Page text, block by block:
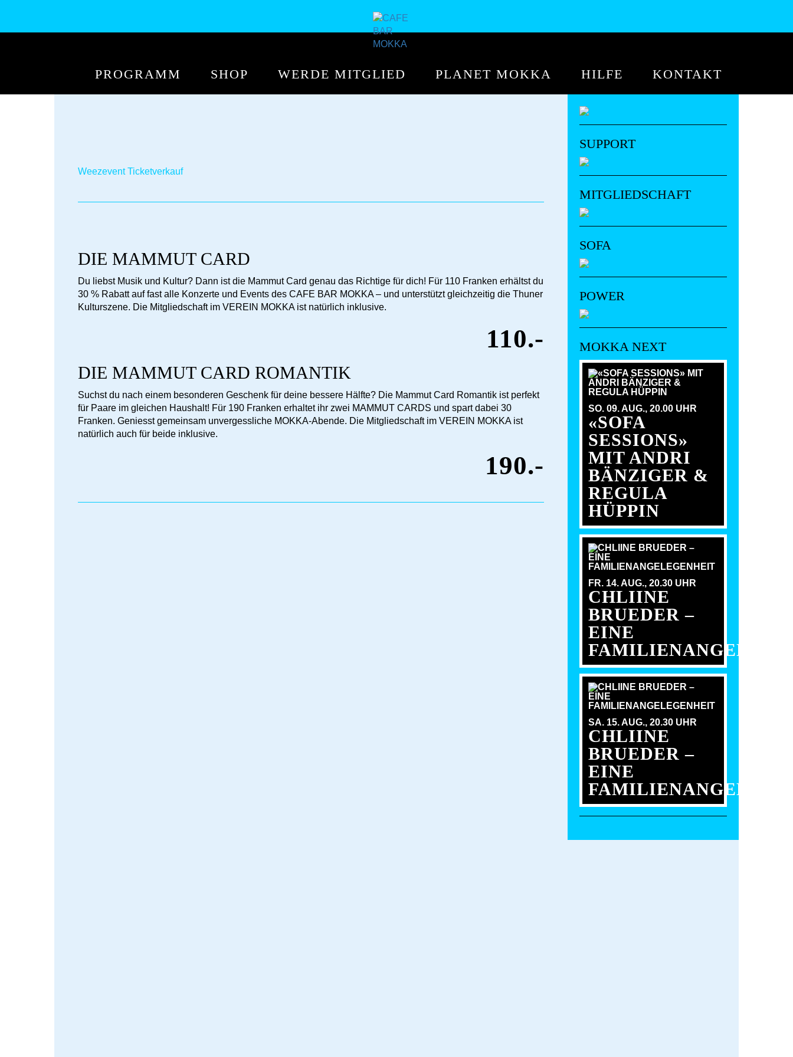
PROGRAMM SHOP WERDE MITGLIED PLANET MOKKA HILFE KONTAKT
Weezevent Ticketverkauf
DIE MAMMUT CARD
Du liebst Musik und Kultur? Dann ist die Mammut Card genau das Richtige für dich! Für 110 Franken erhältst du
30 % Rabatt auf fast alle Konzerte und Events des CAFE BAR MOKKA – und unterstützt gleichzeitig die Thuner
Kulturszene. Die Mitgliedschaft im VEREIN MOKKA ist natürlich inklusive.
110.-
DIE MAMMUT CARD ROMANTIK
Suchst du nach einem besonderen Geschenk für deine bessere Hälfte? Die Mammut Card Romantik ist perfekt
für Paare im gleichen Haushalt! Für 190 Franken erhaltet ihr zwei MAMMUT CARDS und spart dabei 30
Franken. Geniesst gemeinsam unvergessliche MOKKA-Abende. Die Mitgliedschaft im VEREIN MOKKA ist
natürlich auch für beide inklusive.
190.-
SUPPORT
MITGLIEDSCHAFT
SOFA
POWER
MOKKA NEXT
SO. 09. AUG., 20.00 UHR
«SOFA
SESSIONS»
MIT ANDRI
BÄNZIGER &
REGULA
HÜPPIN
FR. 14. AUG., 20.30 UHR
CHLIINE
BRUEDER –
EINE
SA. 15. AUG., 20.30 UHR
CHLIINE
BRUEDER –
EINE